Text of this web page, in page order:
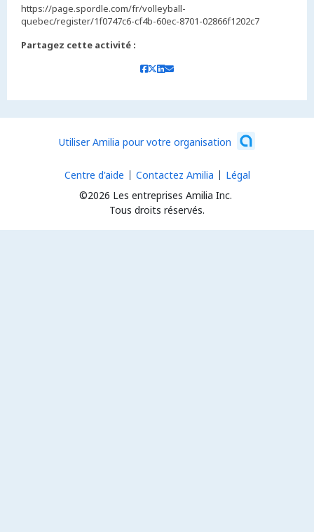
https://page.spordle.com/fr/volleyball-
quebec/register/1f0747c6-cf4b-60ec-8701-02866f1202c7
Partagez cette activité :
Utiliser Amilia pour votre organisation
©2026 Les entreprises Amilia Inc.
Tous droits réservés.
Centre d'aide Contactez Amilia Légal